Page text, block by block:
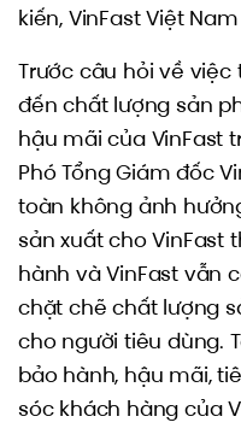
kiến, VinFast Việt
Trước câu hỏi về
đến chất lượng sản
hậu mãi của VinFast
Phó Tổng Giám đốc
toàn không ảnh
sản xuất cho VinFast
hành và VinFast vẫn
chặt chẽ chất lượng
cho người tiêu dùng.
bảo hành, hậu mãi,
sóc khách hàng của